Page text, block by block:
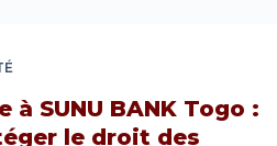
à SUNU BANK Togo :
le droit des